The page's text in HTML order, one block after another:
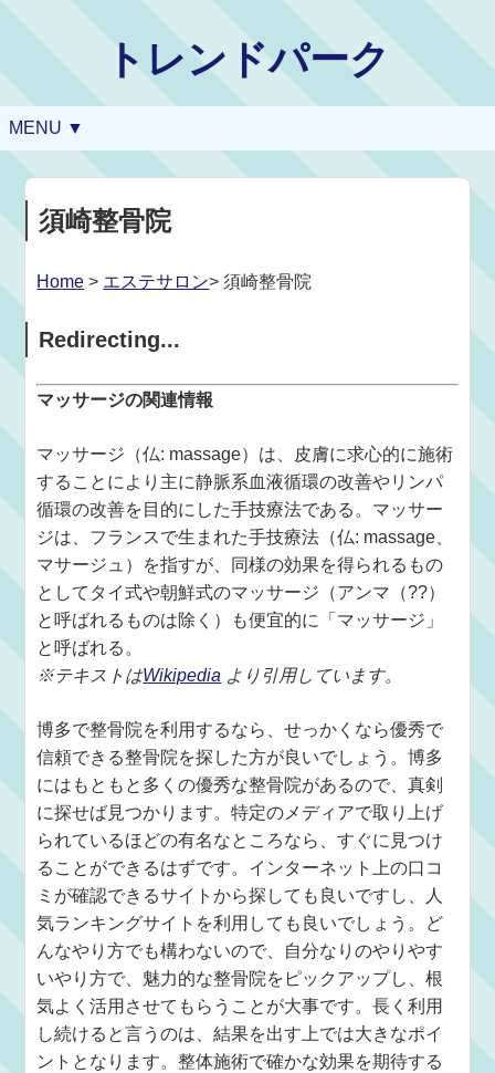
トレンドパーク
MENU ▼
須崎整骨院
Home > エステサロン> 須崎整骨院
Redirecting...
マッサージの関連情報
マッサージ（仏: massage）は、皮膚に求心的に施術
することにより主に静脈系血液循環の改善やリンパ
循環の改善を目的にした手技療法である。マッサー
ジは、フランスで生まれた手技療法（仏: massage、
マサージュ）を指すが、同様の効果を得られるもの
としてタイ式や朝鮮式のマッサージ（アンマ（??）
と呼ばれるものは除く）も便宜的に「マッサージ」
と呼ばれる。
※テキストはWikipedia より引用しています。
博多で整骨院を利用するなら、せっかくなら優秀で
信頼できる整骨院を探した方が良いでしょう。博多
にはもともと多くの優秀な整骨院があるので、真剣
に探せば見つかります。特定のメディアで取り上げ
られているほどの有名なところなら、すぐに見つけ
ることができるはずです。インターネット上の口コ
ミが確認できるサイトから探しても良いですし、人
気ランキングサイトを利用しても良いでしょう。ど
んなやり方でも構わないので、自分なりのやりやす
いやり方で、魅力的な整骨院をピックアップし、根
気よく活用させてもらうことが大事です。長く利用
し続けると言うのは、結果を出す上では大きなポイ
ントとなります。整体施術で確かな効果を期待する